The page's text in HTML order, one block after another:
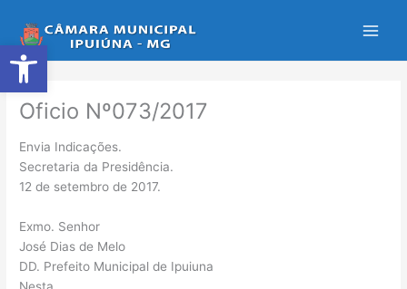
Abrir a barra de ferramentas
para
o
conteúdo
Oficio Nº073/2017
Envia Indicações.
Secretaria da Presidência.
12 de setembro de 2017.
Exmo. Senhor
José Dias de Melo
DD. Prefeito Municipal de Ipuiuna
Nesta